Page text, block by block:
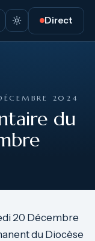
Direct
2024
du
20 Décembre
du Diocèse